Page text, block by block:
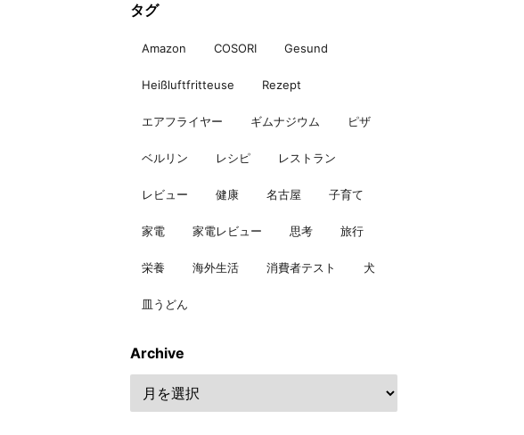
タグ
Amazon COSORI Gesund
Heißluftfritteuse Rezept
エアフライヤー ギムナジウム ピザ
ベルリン レシピ レストラン
レビュー 健康 名古屋 子育て
家電 家電レビュー 思考 旅行
栄養 海外生活 消費者テスト 犬
皿うどん
Archive